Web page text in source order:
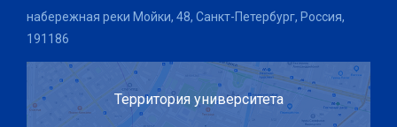
набережная реки Мойки, 48, Санкт-Петербург, Россия,
191186
Территория университета